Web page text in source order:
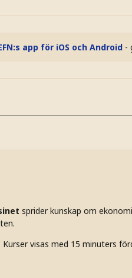
app för iOS och Android -
sprider kunskap om
visas med 15 minuters